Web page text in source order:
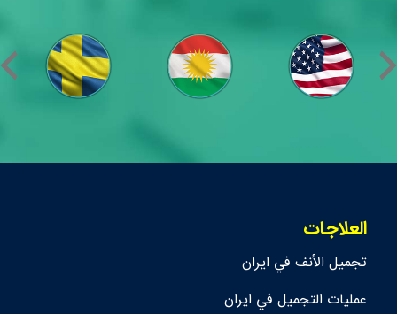
العلاجات
تجمیل الأنف في ايران
عمليات التجميل في ايران